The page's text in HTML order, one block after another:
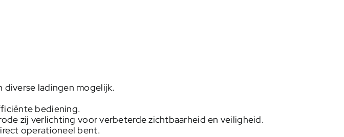
diverse ladingen mogelijk.
bediening.
zij verlichting voor verbeterde zichtbaarheid en veiligheid.
operationeel bent.